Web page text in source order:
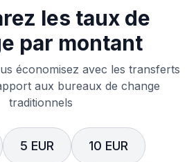
les taux de
par montant
économisez avec les transferts
aux bureaux de change
traditionnels
5 EUR 10 EUR